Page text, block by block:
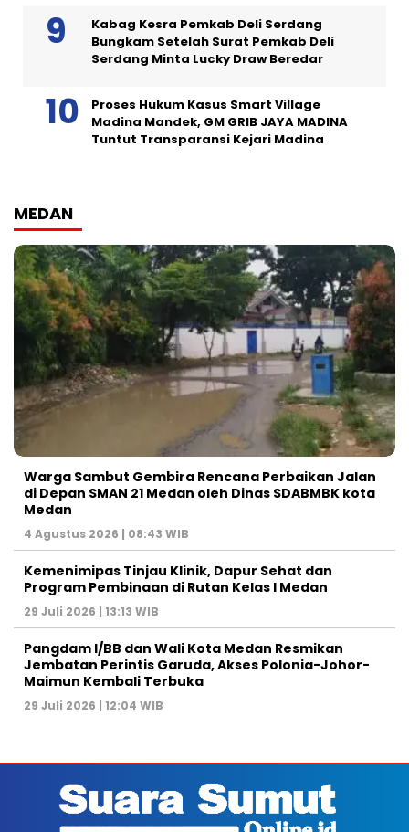
Kabag Kesra Pemkab Deli Serdang
Bungkam Setelah Surat Pemkab Deli
Serdang Minta Lucky Draw Beredar
Proses Hukum Kasus Smart Village
Madina Mandek, GM GRIB JAYA MADINA
Tuntut Transparansi Kejari Madina
MEDAN
Warga Sambut Gembira Rencana Perbaikan Jalan
di Depan SMAN 21 Medan oleh Dinas SDABMBK kota
Medan
4 Agustus 2026 | 08:43 WIB
Kemenimipas Tinjau Klinik, Dapur Sehat dan
Program Pembinaan di Rutan Kelas I Medan
29 Juli 2026 | 13:13 WIB
Pangdam I/BB dan Wali Kota Medan Resmikan
Jembatan Perintis Garuda, Akses Polonia-Johor-
Maimun Kembali Terbuka
29 Juli 2026 | 12:04 WIB